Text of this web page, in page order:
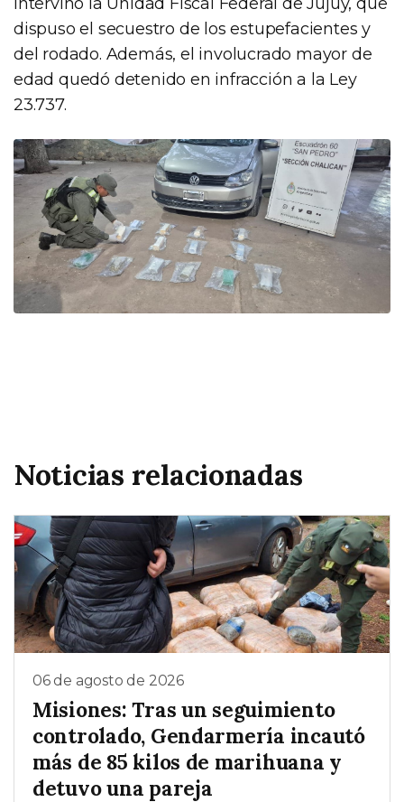
dispuso el secuestro de los estupefacientes y
del rodado. Además, el involucrado mayor de
edad quedó detenido en infracción a la Ley
23.737.
Noticias relacionadas
06 de agosto de 2026
Misiones: Tras un seguimiento
controlado, Gendarmería incautó
más de 85 kilos de marihuana y
detuvo una pareja